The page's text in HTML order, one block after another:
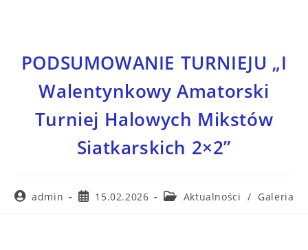
PODSUMOWANIE TURNIEJU „I
Walentynkowy Amatorski
Turniej Halowych Mikstów
Siatkarskich 2×2”
admin 15.02.2026 Aktualności / Galeria